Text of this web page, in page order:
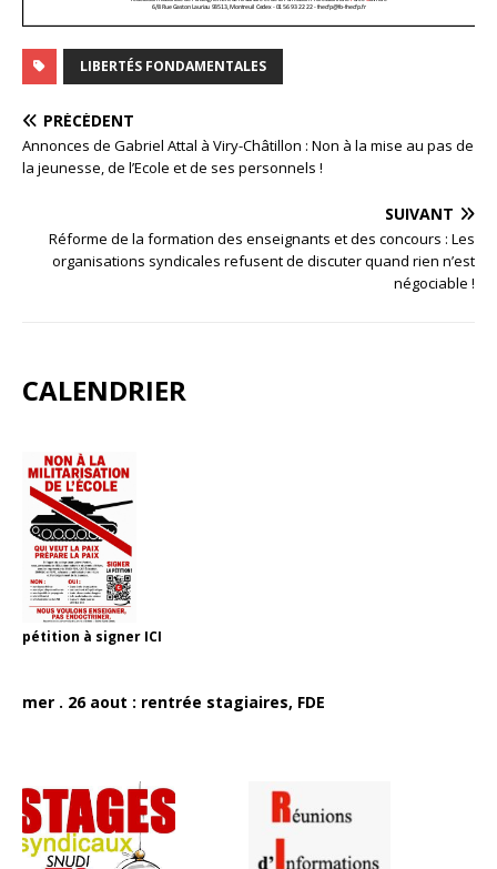
LIBERTÉS FONDAMENTALES
PRÉCÉDENT
Annonces de Gabriel Attal à Viry-Châtillon : Non à la mise au pas de
la jeunesse, de l’Ecole et de ses personnels !
SUIVANT
Réforme de la formation des enseignants et des concours : Les
organisations syndicales refusent de discuter quand rien n’est
négociable !
CALENDRIER
pétition à signer ICI
mer . 26 aout : rentrée stagiaires, FDE